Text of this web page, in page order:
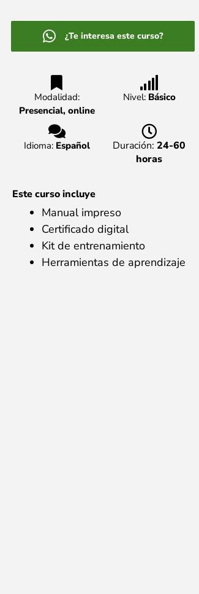
¿Te interesa este curso?
Modalidad:
Presencial, online
Nivel: Básico
Idioma: Español Duración: 24-60
horas
Este curso incluye
Manual impreso
Certificado digital
Kit de entrenamiento
Herramientas de aprendizaje